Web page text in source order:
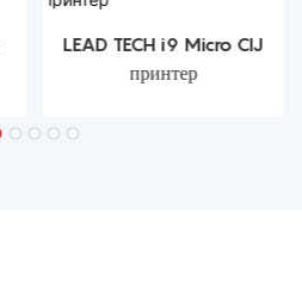
LEAD TECH i9 Micro CIJ
принтер